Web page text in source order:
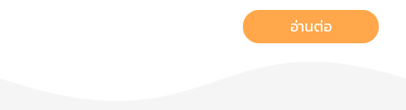
อ่านต่อ